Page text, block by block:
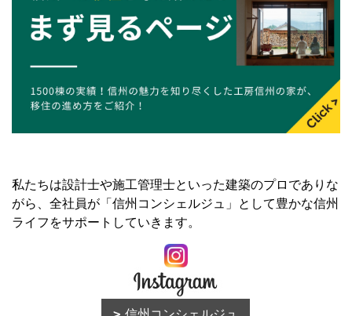
私たちは設計士や施工管理士といった建築のプロでありな
がら、全社員が「信州コンシェルジュ」として豊かな信州
ライフをサポートしていきます。